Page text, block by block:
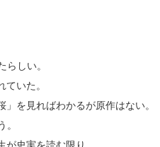
しい。
いた。
を見ればわかるが原作はない。